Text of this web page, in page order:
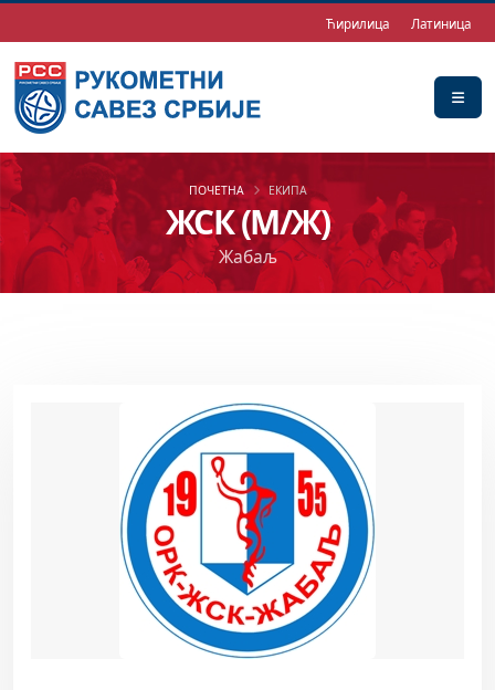
Ћирилица Латиница
ЖСК (М/Ж)
Жабаљ
ПОЧЕТНА ЕКИПА